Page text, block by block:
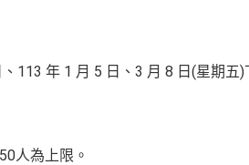
113 年 1 月 5 日、3 月 8 日(星期五
人為上限。